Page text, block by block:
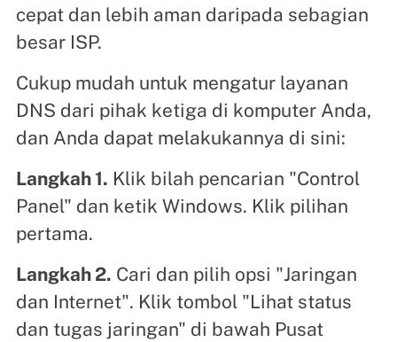
cepat dan lebih aman daripada sebagian
besar ISP.
Cukup mudah untuk mengatur layanan
DNS dari pihak ketiga di komputer Anda,
dan Anda dapat melakukannya di sini:
Langkah 1. Klik bilah pencarian "Control
Panel" dan ketik Windows. Klik pilihan
pertama.
Langkah 2. Cari dan pilih opsi "Jaringan
dan Internet". Klik tombol "Lihat status
dan tugas jaringan" di bawah Pusat